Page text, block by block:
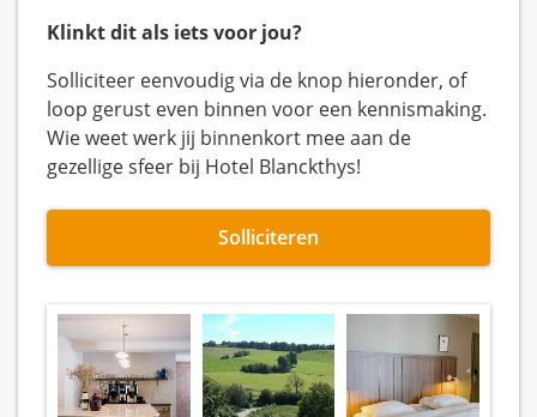
Klinkt dit als iets voor jou?
Solliciteer eenvoudig via de knop hieronder, of
loop gerust even binnen voor een kennismaking.
Wie weet werk jij binnenkort mee aan de
gezellige sfeer bij Hotel Blanckthys!
Solliciteren